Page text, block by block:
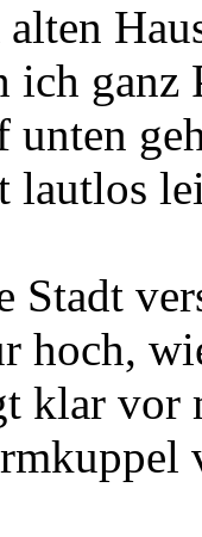
ich ganz
unten
lautlos
Stadt
hoch,
klar vor